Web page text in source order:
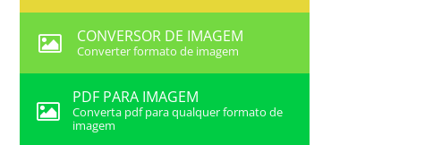
CONVERSOR DE IMAGEM
Converter formato de imagem
PDF PARA IMAGEM
Converta pdf para qualquer formato de
imagem